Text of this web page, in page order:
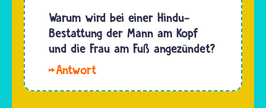
Leichnam
normalerweise
auf…
Hindu-
Frauen
kann es
geben,
denn
Warum wird bei einer Hindu-
Bestattung der Mann am Kopf
und die Frau am Fuß angezündet?